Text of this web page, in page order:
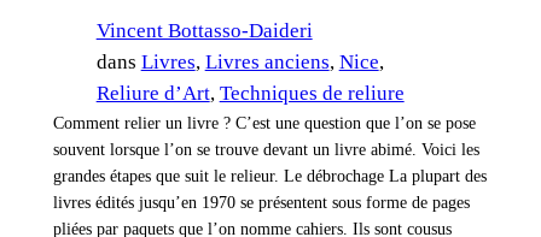
Vincent Bottasso-Daideri
dans Livres, Livres anciens, Nice ,
Reliure d’Art, Techniques de reliure
Comment relier un livre ? C’est une question que l’on se pose
souvent lorsque l’on se trouve devant un livre abimé. Voici les
grandes étapes que suit le relieur. Le débrochage La plupart des
livres édités jusqu’en 1970 se présentent sous forme de pages
pliées par paquets que l’on nomme cahiers. Ils sont cousus